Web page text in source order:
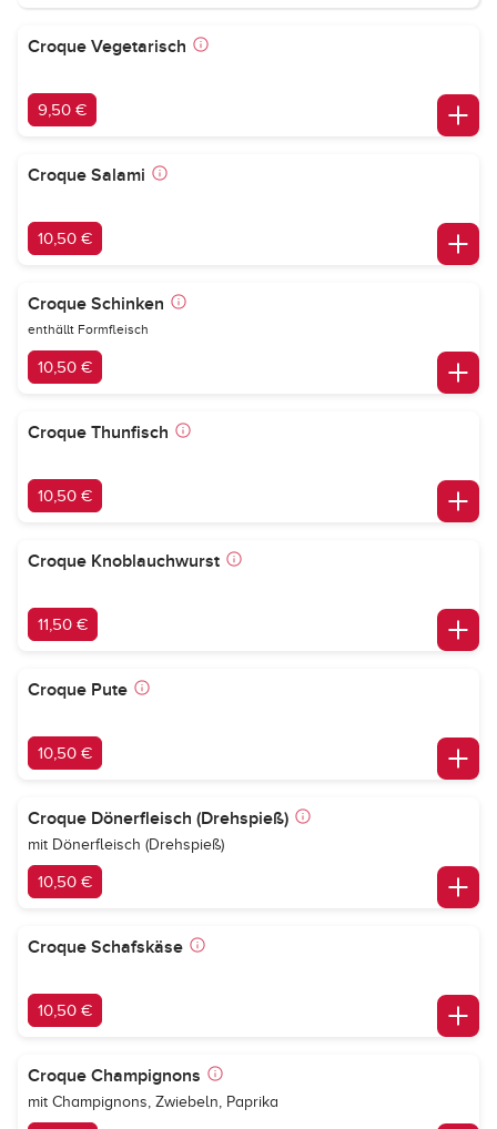
Croque Vegetarisch
9,50 €
Croque Salami
10,50 €
Croque Schinken
enthällt Formfleisch
10,50 €
Croque Thunfisch
10,50 €
Croque Knoblauchwurst
11,50 €
Croque Pute
10,50 €
Croque Dönerfleisch (Drehspieß)
mit Dönerfleisch (Drehspieß)
10,50 €
Croque Schafskäse
10,50 €
Croque Champignons
mit Champignons, Zwiebeln, Paprika